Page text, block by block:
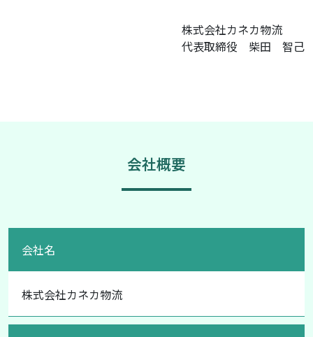
株式会社カネカ物流
代表取締役 柴田 智己
会社概要
会社名
株式会社カネカ物流